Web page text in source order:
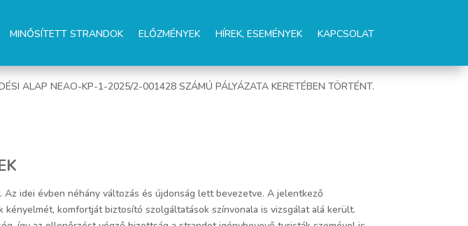
MINŐSÍTETT STRANDOK ELŐZMÉNYEK HÍREK, ESEMÉNYEK KAPCSOLAT
ALAP NEAO-KP-1-2025/2-001428 SZÁMÚ PÁLYÁZATA KERETÉBEN TÖRTÉNT.
idei évben néhány változás és újdonság lett bevezetve. A jelentkező
komfortját biztosító szolgáltatások színvonala is vizsgálat alá került.